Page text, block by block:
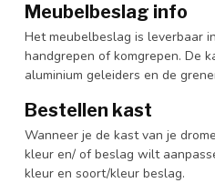
Meubelbeslag info
Het meubelbeslag is leverbaar
handgrepen of komgrepen. De
aluminium geleiders en de
Bestellen kast
Wanneer je de kast van je
kleur en/ of beslag wilt
kleur en soort/kleur beslag.